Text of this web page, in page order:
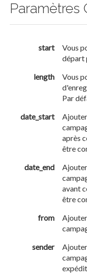
Paramètres
start
Vous
départ
length
Vous
Par
date_start
après
être
date_end
avant
être
from
sender